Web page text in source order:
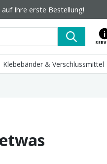
Ihre erste Bestellung!
Klebebänder & Verschlussmittel